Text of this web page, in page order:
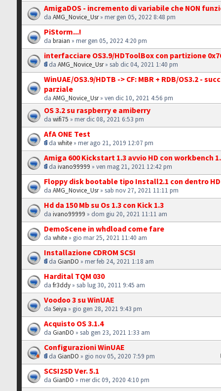
AmigaDOS - incremento di variabile che NON
daAMG_Novice_Usr» mer gen 05, 2022 8:48 pm
PiStorm...!
dabraian » mer gen 05, 2022 4:20 pm
interfacciare OS3.9/HDToolBox con partizione
daAMG_Novice_Usr» sab dic 04, 2021 1:40 pm
WinUAE/OS3.9/HDTB -> CF: MBR + RDB/OS3.2 -
parziale
daAMG_Novice_Usr» ven dic 10, 2021 4:56 pm
OS 3.2 su raspberry e amiberry
dawifi75 » mer dic 08, 2021 6:53 pm
AfA ONE Test
dawhite » mer ago 21, 2019 12:07 pm
Amiga 600 Kickstart 1.3 avvio HD con workbench
daivano99999 » ven mag 21, 2021 12:42 pm
Floppy disk bootable tipo Install2.1 con dentro
daAMG_Novice_Usr» sab nov 27, 2021 11:11 pm
Hd da 150 Mb su Os 1.3 con Kick 1.3
daivano99999 » dom giu 20, 2021 11:11 am
DemoScene in whdload come fare
dawhite » gio mar 25, 2021 11:40 am
Installazione CDROM SCSI
daGianDO » mer feb 24, 2021 1:18 am
Hardital TQM 030
dafr3ddy » sab lug 30, 2011 9:45 am
Voodoo 3 su WinUAE
daSeiya » gio gen 28, 2021 9:43 pm
Acquisto OS 3.1.4
daGianDO » sab gen 23, 2021 1:33 am
Configurazioni WinUAE
daGianDO » gio nov 05, 2020 7:59 pm
SCSI2SD Ver. 5.1
daGianDO » mer dic 09, 2020 4:10 pm